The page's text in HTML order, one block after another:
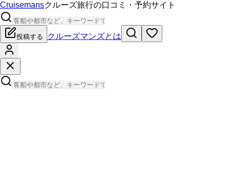
Cruisemansクルーズ旅行の口コミ・予約サイト
投稿する クルーズマンズとは